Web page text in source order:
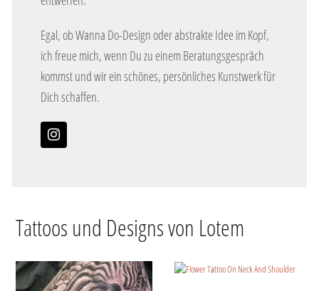
Egal, ob Wanna Do-Design oder abstrakte Idee im Kopf,
ich freue mich, wenn Du zu einem Beratungsgespräch
kommst und wir ein schönes, persönliches Kunstwerk für
Dich schaffen.
Instagram
Tattoos und Designs von Lotem